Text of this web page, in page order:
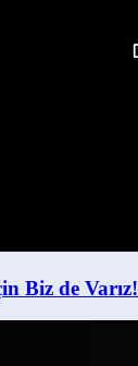
Biz de Varız!